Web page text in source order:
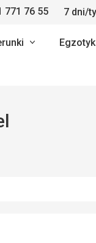
771 76 55 7 dni/